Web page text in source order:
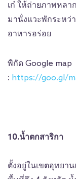
เก๋ ให้ถ่ายภาพหล
มานั่งแวะพักระหว่
อาหารอร่อย
พิกัด Google map
: https://goo.gl/
10.น้ำตกสาริกา
ตั้งอยู่ในเขตอุทยา